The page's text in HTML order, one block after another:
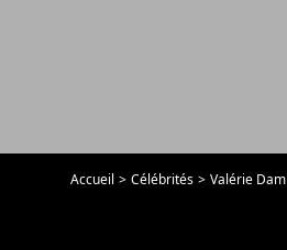
Accueil Célébrités Valérie